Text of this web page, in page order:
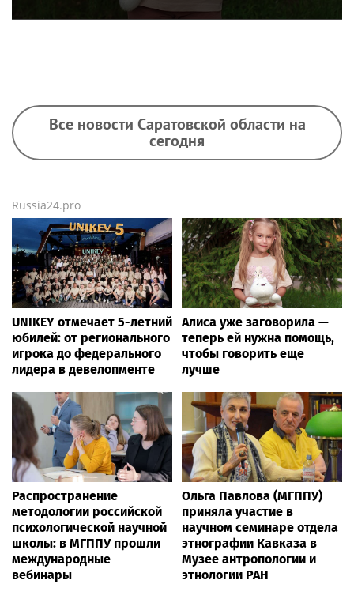
Все новости Саратовской области на
сегодня
Russia24.pro
UNIKEY отмечает 5-летний
юбилей: от регионального
игрока до федерального
лидера в девелопменте
Алиса уже заговорила —
теперь ей нужна помощь,
чтобы говорить еще
лучше
Распространение
методологии российской
психологической научной
школы: в МГППУ прошли
международные
вебинары
Ольга Павлова (МГППУ)
приняла участие в
научном семинаре отдела
этнографии Кавказа в
Музее антропологии и
этнологии РАН